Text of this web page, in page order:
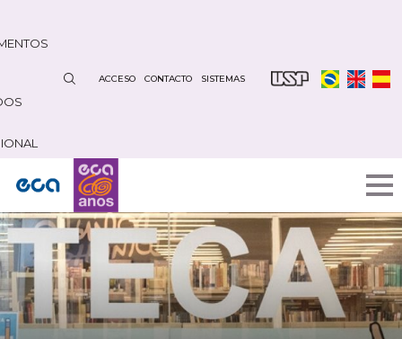
contenido
ACCESO CONTACTO SISTEMAS